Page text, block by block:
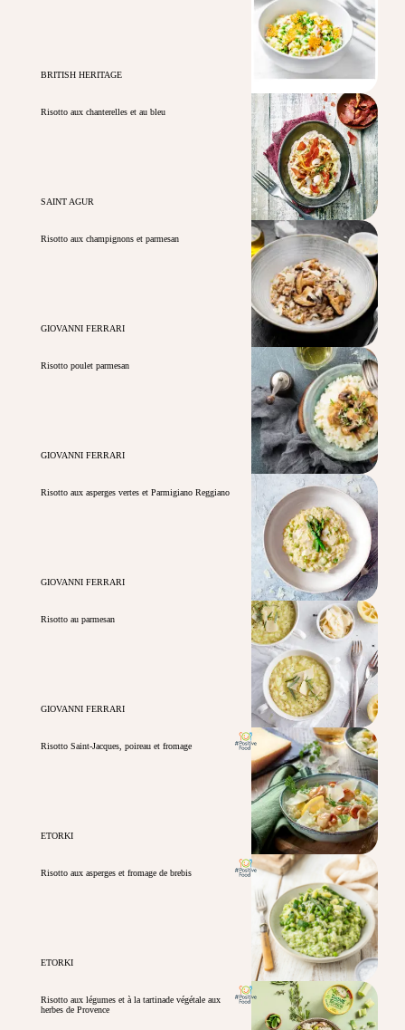
BRITISH HERITAGE
Risotto aux chanterelles et au bleu
SAINT AGUR
Risotto aux champignons et parmesan
GIOVANNI FERRARI
Risotto poulet parmesan
GIOVANNI FERRARI
Risotto aux asperges vertes et Parmigiano Reggiano
GIOVANNI FERRARI
Risotto au parmesan
GIOVANNI FERRARI
Risotto Saint-Jacques, poireau et fromage
ETORKI
Risotto aux asperges et fromage de brebis
ETORKI
Risotto aux légumes et à la tartinade végétale aux
herbes de Provence